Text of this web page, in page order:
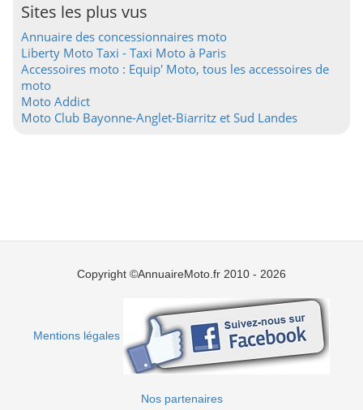
Sites les plus vus
Annuaire des concessionnaires moto
Liberty Moto Taxi - Taxi Moto à Paris
Accessoires moto : Equip' Moto, tous les accessoires de
moto
Moto Addict
Moto Club Bayonne-Anglet-Biarritz et Sud Landes
Copyright ©AnnuaireMoto.fr 2010 - 2026
Mentions légales
Nos partenaires